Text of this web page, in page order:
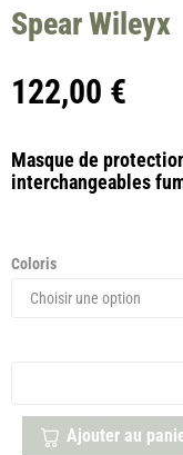
Spear Wileyx
122,00 €
Masque de
interchangeables
Coloris
Ajouter au